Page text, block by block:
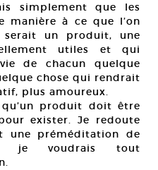
simplement que les
manière à ce que l’on
serait un produit, une
utiles et qui
de chacun quelque
chose qui rendrait
plus amoureux.
produit doit être
exister. Je redoute
une préméditation de
je voudrais tout